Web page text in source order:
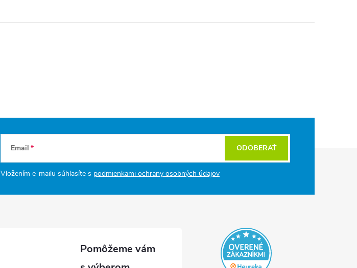
Email
Vložením e-mailu súhlasíte s podmienkami ochrany osobných údajov
ODOBERAŤ